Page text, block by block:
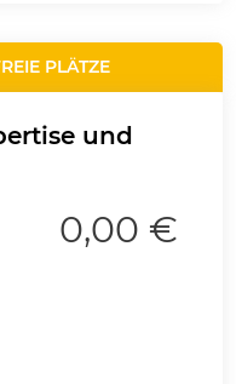
PLÄTZE
und
0,00 €